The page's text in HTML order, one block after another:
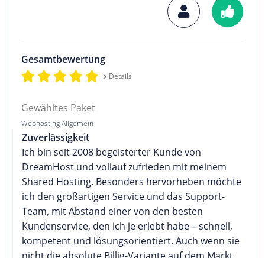
Gesamtbewertung
Details
Gewähltes Paket
Webhosting Allgemein
Zuverlässigkeit
Ich bin seit 2008 begeisterter Kunde von
DreamHost und vollauf zufrieden mit meinem
Shared Hosting. Besonders hervorheben möchte
ich den großartigen Service und das Support-
Team, mit Abstand einer von den besten
Kundenservice, den ich je erlebt habe – schnell,
kompetent und lösungsorientiert. Auch wenn sie
nicht die absolute Billig-Variante auf dem Markt